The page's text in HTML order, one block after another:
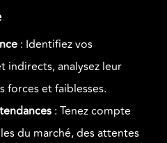
: Identifiez vos
indirects, analysez leur
forces et faiblesses.
: Tenez compte
du marché, des attentes